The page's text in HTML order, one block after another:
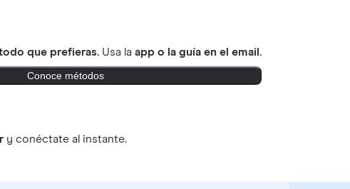
que prefieras. Usa laapp o la guía en el email.
Conoce métodos
y conéctate al instante.